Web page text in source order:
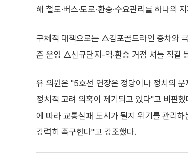
해 철도·버스·도로·환승·수요관리를 하나의
구체적 대책으로는 △김포골드라인 증차와
준 운영 △신규단지-역·환승 거점 셔틀 직결
유 의원은 "5호선 연장은 정당이나 정치의
정치적 고려 의혹이 제기되고 있다"고 비판
에 따라 교통실패 도시가 될지 위기를 관리
강력히 촉구한다"고 강조했다.